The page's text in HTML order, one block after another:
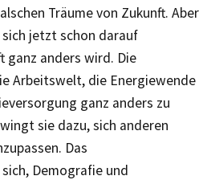
Träume von Zukunft. Aber
jetzt schon darauf
ganz anders wird. Die
Arbeitswelt, die Energiewende
ganz anders zu
sie dazu, sich anderen
Das
Demografie und